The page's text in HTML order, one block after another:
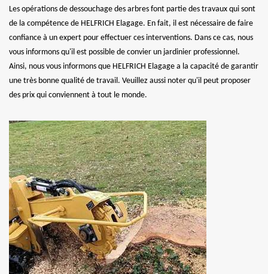
Les opérations de dessouchage des arbres font partie des travaux qui sont
de la compétence de HELFRICH Elagage. En fait, il est nécessaire de faire
confiance à un expert pour effectuer ces interventions. Dans ce cas, nous
vous informons qu'il est possible de convier un jardinier professionnel.
Ainsi, nous vous informons que HELFRICH Elagage a la capacité de garantir
une très bonne qualité de travail. Veuillez aussi noter qu'il peut proposer
des prix qui conviennent à tout le monde.